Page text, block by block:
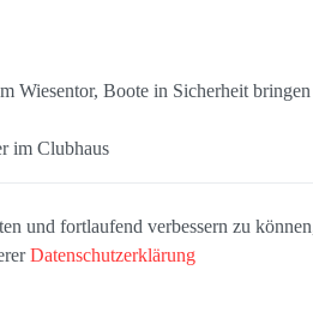
Wiesentor, Boote in Sicherheit bringen
im Clubhaus
und fortlaufend verbessern zu
Datenschutzerklärung